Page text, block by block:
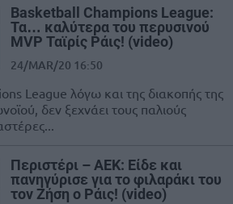
Basketball Champions League:
Τα… καλύτερα του περυσινού
MVP Ταϊρίς Ράις! (video)
24/MAR/20 16:50
League λόγω και της διακοπής της
δεν ξεχνάει τους παλιούς
Περιστέρι – ΑΕΚ: Είδε και
πανηγύρισε για το φιλαράκι του
τον Ζήση ο Ράις! (video)